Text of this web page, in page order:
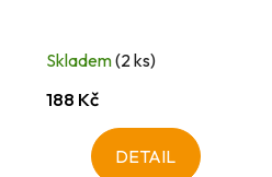
Skladem(2 ks)
188 Kč
DETAIL